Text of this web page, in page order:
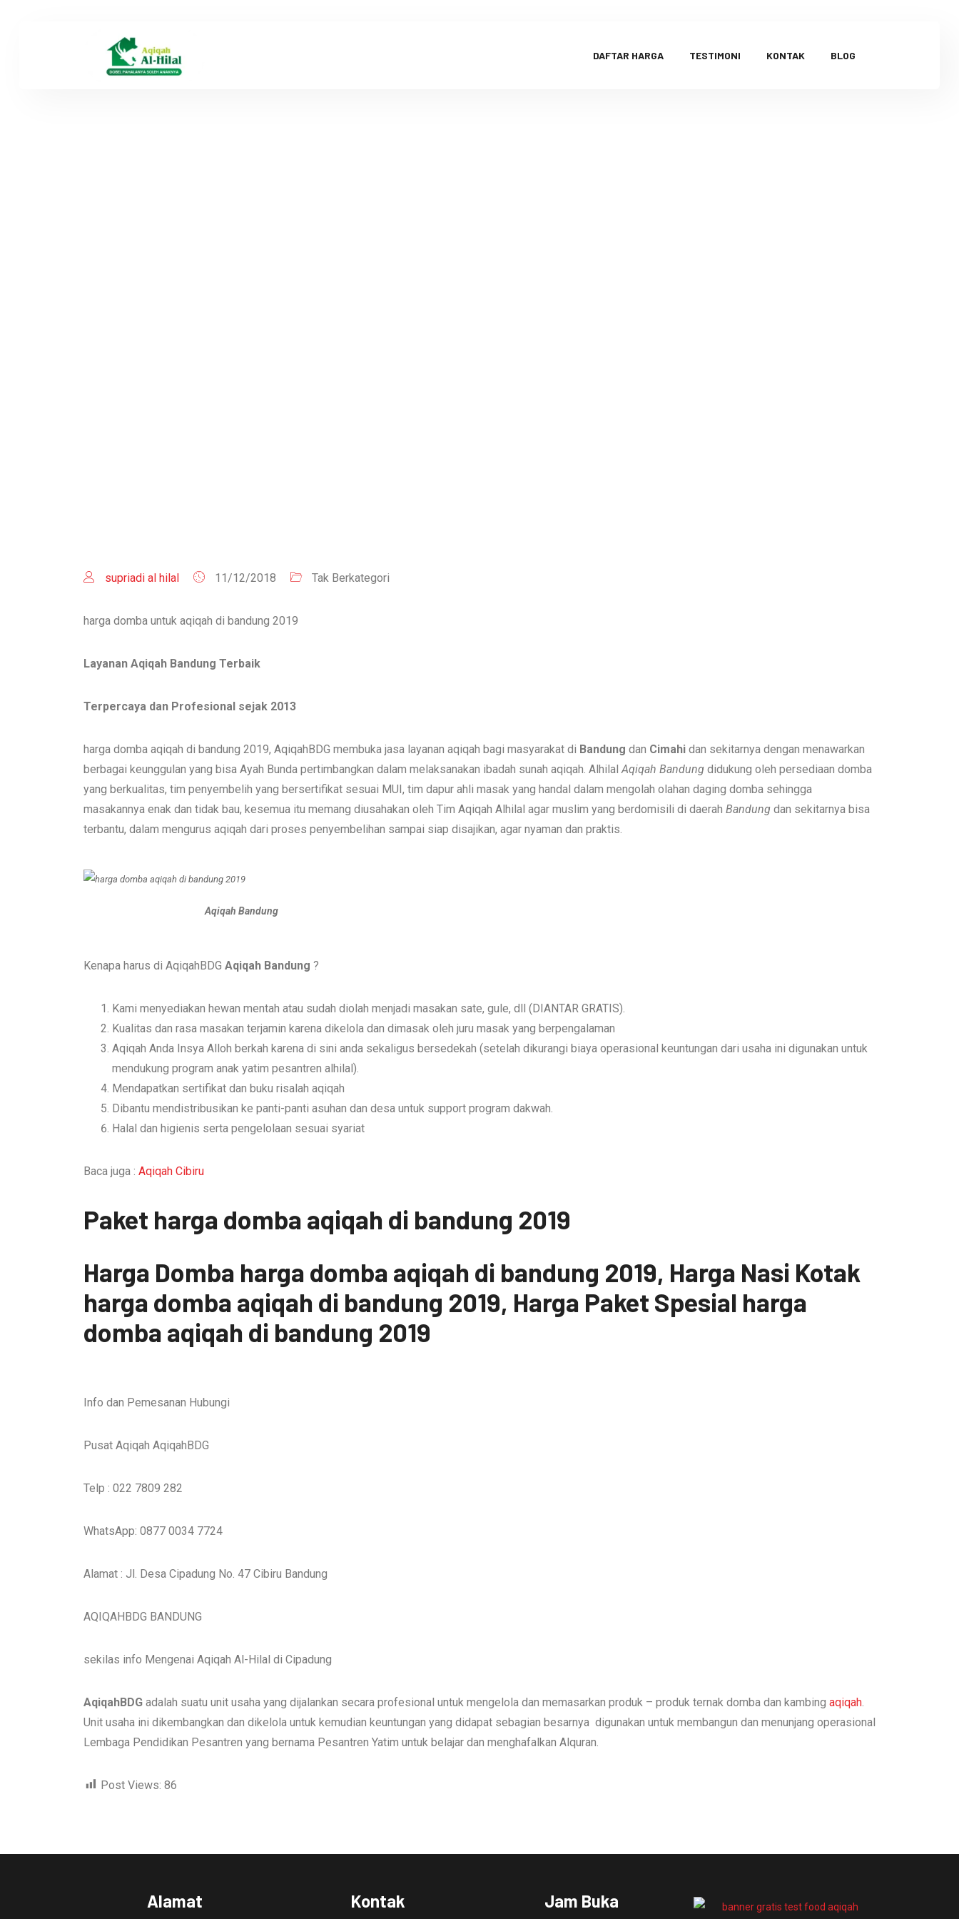
DAFTAR HARGA TESTIMONI KONTAK BLOG
supriadi al hilal 11/12/2018 Tak Berkategori
harga domba untuk aqiqah di bandung 2019
Layanan Aqiqah Bandung Terbaik
Terpercaya dan Profesional sejak 2013
harga domba aqiqah di bandung 2019, AqiqahBDG membuka jasa layanan aqiqah bagi masyarakat di Bandung dan Cimahi dan sekitarnya dengan menawarkan
berbagai keunggulan yang bisa Ayah Bunda pertimbangkan dalam melaksanakan ibadah sunah aqiqah. AlhilalAqiqah Bandung didukung oleh persediaan domba
yang berkualitas, tim penyembelih yang bersertifikat sesuai MUI, tim dapur ahli masak yang handal dalam mengolah olahan daging domba sehingga
masakannya enak dan tidak bau, kesemua itu memang diusahakan oleh Tim Aqiqah Alhilal agar muslim yang berdomisili di daerah Bandung dan sekitarnya bisa
terbantu, dalam mengurus aqiqah dari proses penyembelihan sampai siap disajikan, agar nyaman dan praktis.
Aqiqah Bandung
Kenapa harus di AqiqahBDG Aqiqah Bandung ?
Kami menyediakan hewan mentah atau sudah diolah menjadi masakan sate, gule, dll (DIANTAR GRATIS).
Kualitas dan rasa masakan terjamin karena dikelola dan dimasak oleh juru masak yang berpengalaman
Aqiqah Anda Insya Alloh berkah karena di sini anda sekaligus bersedekah (setelah dikurangi biaya operasional keuntungan dari usaha ini digunakan untuk
mendukung program anak yatim pesantren alhilal).
Mendapatkan sertifikat dan buku risalah aqiqah
Dibantu mendistribusikan ke panti-panti asuhan dan desa untuk support program dakwah.
Halal dan higienis serta pengelolaan sesuai syariat
Baca juga : Aqiqah Cibiru
Paket harga domba aqiqah di bandung 2019
Harga Domba harga domba aqiqah di bandung 2019, Harga Nasi Kotak
harga domba aqiqah di bandung 2019, Harga Paket Spesial harga
domba aqiqah di bandung 2019
Info dan Pemesanan Hubungi
Pusat Aqiqah AqiqahBDG
Telp : 022 7809 282
WhatsApp: 0877 0034 7724
Alamat : Jl. Desa Cipadung No. 47 Cibiru Bandung
AQIQAHBDG BANDUNG
sekilas info Mengenai Aqiqah Al-Hilal di Cipadung
AqiqahBDG adalah suatu unit usaha yang dijalankan secara profesional untuk mengelola dan memasarkan produk – produk ternak domba dan kambing aqiqah
Unit usaha ini dikembangkan dan dikelola untuk kemudian keuntungan yang didapat sebagian besarnya digunakan untuk membangun dan menunjang operasional
Lembaga Pendidikan Pesantren yang bernama Pesantren Yatim untuk belajar dan menghafalkan Alquran.
Post Views: 86
Alamat Kontak Jam Buka